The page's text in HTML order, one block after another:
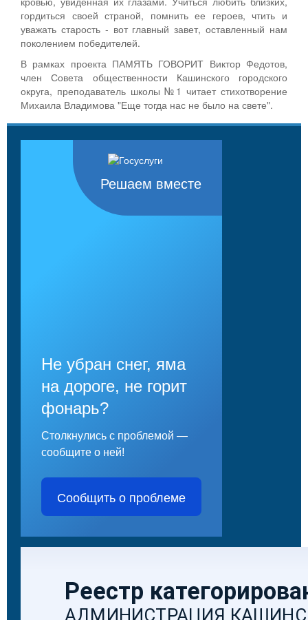
гордиться своей страной, помнить ее героев, чтить и
уважать старость - вот главный завет, оставленный нам
поколением победителей.
В рамках проекта ПАМЯТЬ ГОВОРИТ Виктор Федотов,
член Совета общественности Кашинского городского
округа, преподаватель школы №1 читает стихотворение
Михаила Владимова "Еще тогда нас не было на свете".
Решаем вместе
Не убран снег, яма
на дороге, не горит
фонарь?
Столкнулись с проблемой —
сообщите о ней!
Сообщить о проблеме